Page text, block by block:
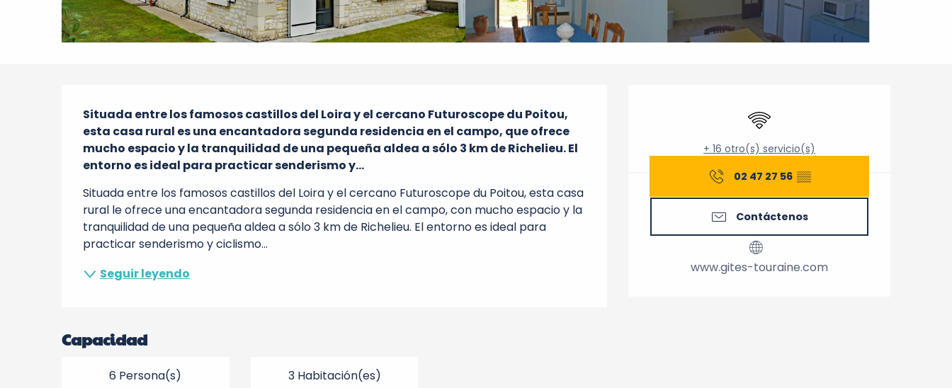
Horarios y datos de
Wifi
+ 16 otro(s) servicio(s)
02 47 27 56 ▒▒
Contáctenos
www.gites-touraine.com
Descripción
Situada entre los famosos castillos del Loira y el cercano Futuroscope du Poitou,
esta casa rural es una encantadora segunda residencia en el campo, que ofrece
mucho espacio y la tranquilidad de una pequeña aldea a sólo 3 km de Richelieu. El
entorno es ideal para practicar senderismo y...
Situada entre los famosos castillos del Loira y el cercano Futuroscope du Poitou, esta casa
rural le ofrece una encantadora segunda residencia en el campo, con mucho espacio y la
tranquilidad de una pequeña aldea a sólo 3 km de Richelieu. El entorno es ideal para
practicar senderismo y ciclismo...
Seguir leyendo
Capacidad
6 Persona(s) 3 Habitación(es)